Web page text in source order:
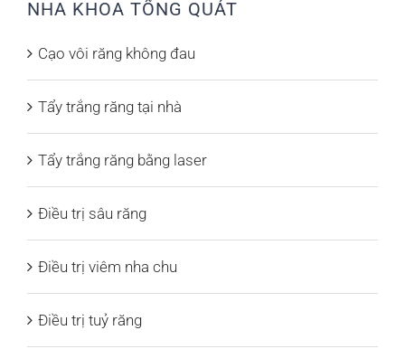
NHA KHOA TỔNG QUÁT
Cạo vôi răng không đau
Tẩy trắng răng tại nhà
Tẩy trắng răng bằng laser
Điều trị sâu răng
Điều trị viêm nha chu
Điều trị tuỷ răng